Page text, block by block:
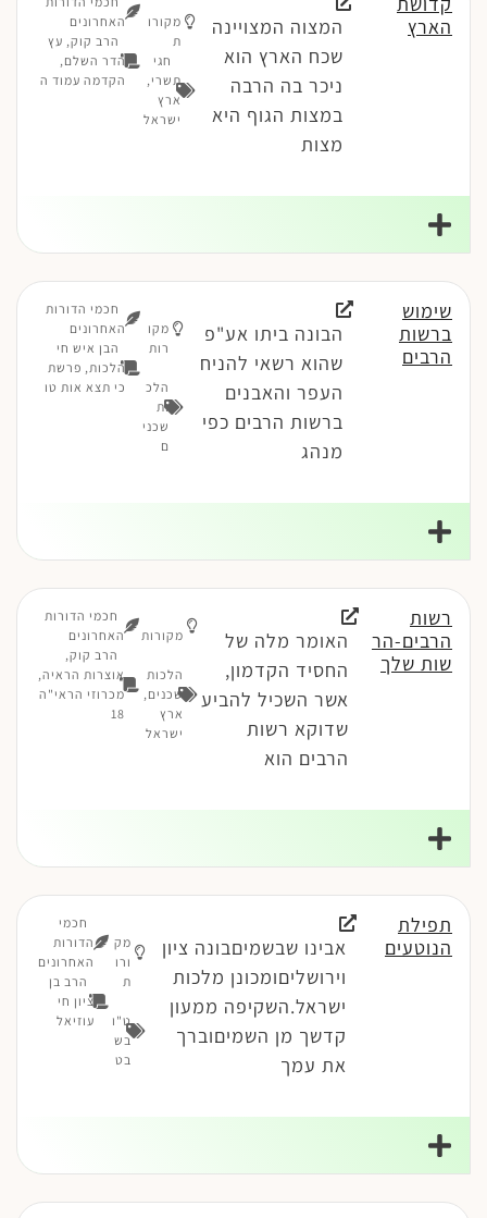
הארץ
המצוה המצויינה
שכח הארץ הוא
ניכר בה הרבה
במצות הגוף היא
מצות
מקורו
ת
חגי
תשרי,
ארץ
ישראל
האחרונים
הרב קוק, עץ
הדר השלם,
הקדמה עמוד ה
שימוש
ברשות
הרבים
הבונה ביתו אע"פ
שהוא רשאי להניח
העפר והאבנים
ברשות הרבים כפי
מנהג
מקו
רות
הלכ
ות
שכני
ם
חכמי הדורות
האחרונים
הבן איש חי
הלכות, פרשת
כי תצא אות טו
רשות
הרבים-הר
שות שלך
האומר מלה של
החסיד הקדמון,
אשר השכיל להביע
שדוקא רשות
הרבים הוא
מקורות
הלכות
שכנים,
ארץ
ישראל
חכמי הדורות
האחרונים
הרב קוק,
אוצרות הראיה,
מכרוזי הראי"ה
18
תפילת
הנוטעים
אבינו שבשמיםבונה ציון
וירושליםומכונן מלכות
ישראל.השקיפה ממעון
קדשך מן השמיםוברך
את עמך
מק
ורו
ת
ט"ו
בש
בט
חכמי
הדורות
האחרונים
הרב בן
ציון חי
עוזיאל